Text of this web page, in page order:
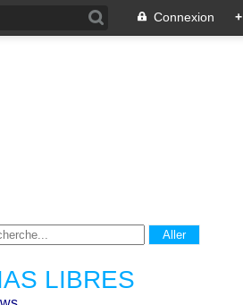
Connexion +
LIBRES